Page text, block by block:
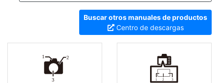
Buscar otros manuales de productos
Centro de descargas